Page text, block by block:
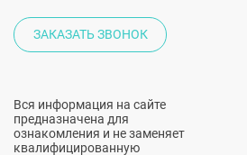
ЗАКАЗАТЬ ЗВОНОК
Вся информация на сайте
предназначена для
ознакомления и не заменяет
квалифицированную